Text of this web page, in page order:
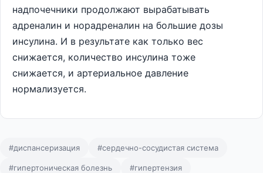
надпочечники продолжают вырабатывать
адреналин и норадреналин на большие дозы
инсулина. И в результате как только вес
снижается, количество инсулина тоже
снижается, и артериальное давление
нормализуется.
#диспансеризация #сердечно-сосудистая система
#гипертоническая болезнь #гипертензия